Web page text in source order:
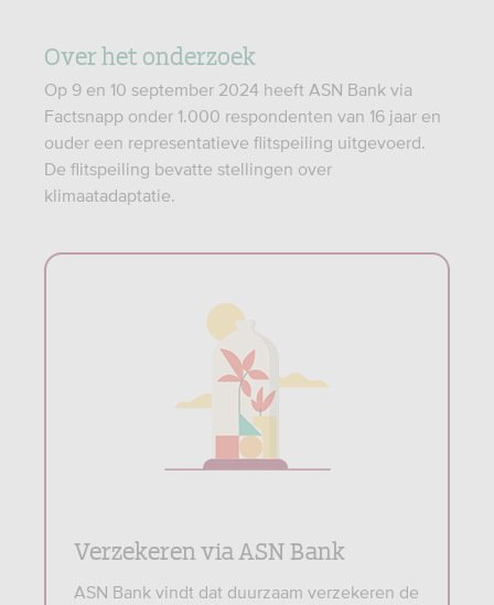
Over het onderzoek
Op 9 en 10 september 2024 heeft ASN Bank via
Factsnapp onder 1.000 respondenten van 16 jaar en
ouder een representatieve flitspeiling uitgevoerd.
De flitspeiling bevatte stellingen over
klimaatadaptatie.
Verzekeren via ASN Bank
ASN Bank vindt dat duurzaam verzekeren de